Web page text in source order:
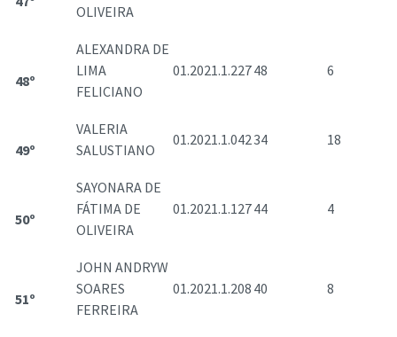
OLIVEIRA
48º
ALEXANDRA DE
LIMA
FELICIANO
01.2021.1.22748 6
49º
VALERIA
SALUSTIANO
01.2021.1.04234 18
50º
SAYONARA DE
FÁTIMA DE
OLIVEIRA
01.2021.1.12744 4
51º
JOHN ANDRYW
SOARES
FERREIRA
01.2021.1.208 40 8